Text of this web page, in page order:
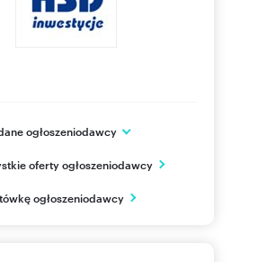
ogłoszeniodawcy
3/24
oferty ogłoszeniodawcy
ogłoszeniodawcy